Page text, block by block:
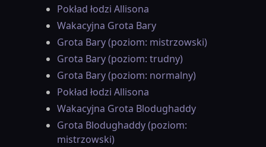
Pokład łodzi Allisona
Wakacyjna Grota Bary
Grota Bary (poziom: mistrzowski)
Grota Bary (poziom: trudny)
Grota Bary (poziom: normalny)
Pokład łodzi Allisona
Wakacyjna Grota Blodughaddy
Grota Blodughaddy (poziom:
mistrzowski)